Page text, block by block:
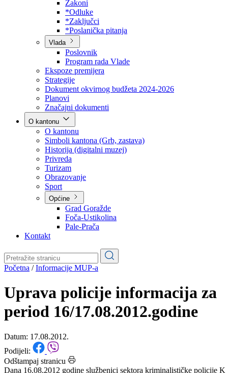
Poslovnik
Program rada Skupštine
Budžet 2026
Zakoni
*Odluke
*Zaključci
*Poslanička pitanja
Vlada
Poslovnik
Program rada Vlade
Ekspoze premijera
Strategije
Dokument okvirnog budžeta 2024-2026
Planovi
Značajni dokumenti
O kantonu
O kantonu
Simboli kantona (Grb, zastava)
Historija (digitalni muzej)
Privreda
Turizam
Obrazovanje
Općine
Pale-Prača
Kontakt
Početna/Informacije MUP-a
Uprava policije informacija za
period 16/17.08.2012.godine
Datum: 17.08.2012.